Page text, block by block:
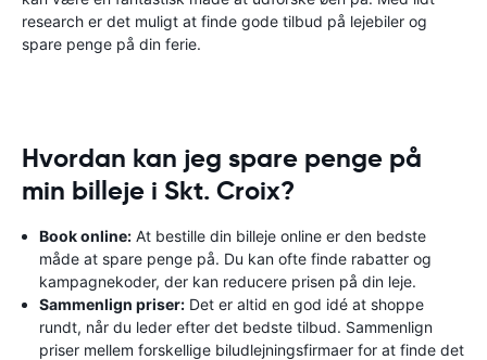
research er det muligt at finde gode tilbud på lejebiler og
spare penge på din ferie.
Hvordan kan jeg spare penge på
min billeje i Skt. Croix?
Book online: At bestille din billeje online er den bedste
måde at spare penge på. Du kan ofte finde rabatter og
kampagnekoder, der kan reducere prisen på din leje.
Sammenlign priser: Det er altid en god idé at shoppe
rundt, når du leder efter det bedste tilbud. Sammenlign
priser mellem forskellige biludlejningsfirmaer for at finde det